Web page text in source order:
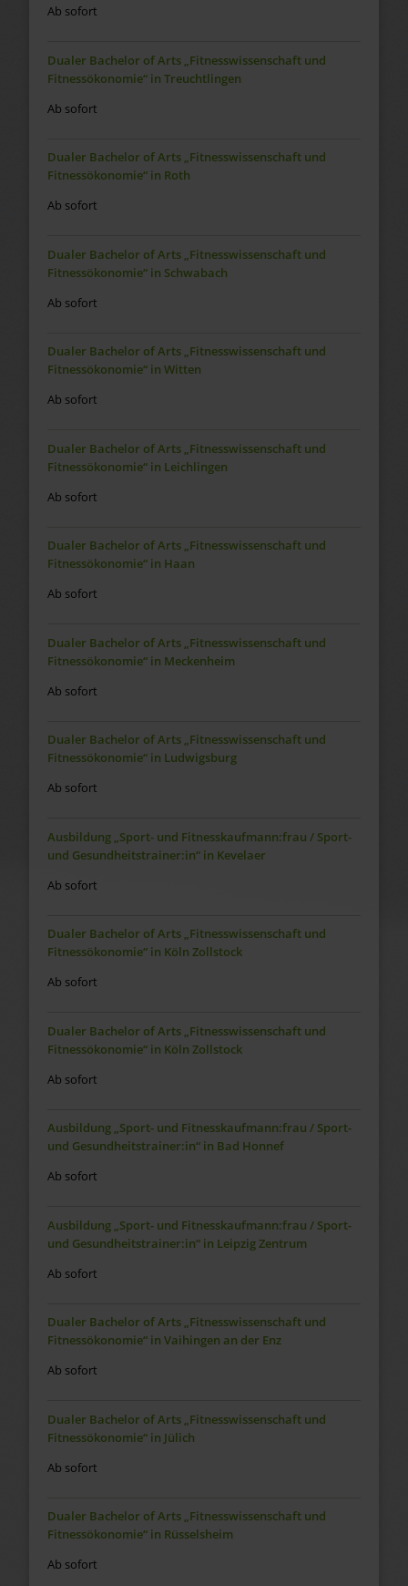
Ab sofort
Dualer Bachelor of Arts „Fitnesswissenschaft und
Fitnessökonomie“ in Treuchtlingen
Ab sofort
Dualer Bachelor of Arts „Fitnesswissenschaft und
Fitnessökonomie“ in Roth
Ab sofort
Dualer Bachelor of Arts „Fitnesswissenschaft und
Fitnessökonomie“ in Schwabach
Ab sofort
Dualer Bachelor of Arts „Fitnesswissenschaft und
Fitnessökonomie“ in Witten
Ab sofort
Dualer Bachelor of Arts „Fitnesswissenschaft und
Fitnessökonomie“ in Leichlingen
Ab sofort
Dualer Bachelor of Arts „Fitnesswissenschaft und
Fitnessökonomie“ in Haan
Ab sofort
Dualer Bachelor of Arts „Fitnesswissenschaft und
Fitnessökonomie“ in Meckenheim
Ab sofort
Dualer Bachelor of Arts „Fitnesswissenschaft und
Fitnessökonomie“ in Ludwigsburg
Ab sofort
Ausbildung „Sport- und Fitnesskaufmann:frau / Sport-
und Gesundheitstrainer:in“ in Kevelaer
Ab sofort
Dualer Bachelor of Arts „Fitnesswissenschaft und
Fitnessökonomie“ in Köln Zollstock
Ab sofort
Dualer Bachelor of Arts „Fitnesswissenschaft und
Fitnessökonomie“ in Köln Zollstock
Ab sofort
Ausbildung „Sport- und Fitnesskaufmann:frau / Sport-
und Gesundheitstrainer:in“ in Bad Honnef
Ab sofort
Ausbildung „Sport- und Fitnesskaufmann:frau / Sport-
und Gesundheitstrainer:in“ in Leipzig Zentrum
Ab sofort
Dualer Bachelor of Arts „Fitnesswissenschaft und
Fitnessökonomie“ in Vaihingen an der Enz
Ab sofort
Dualer Bachelor of Arts „Fitnesswissenschaft und
Fitnessökonomie“ in Jülich
Ab sofort
Dualer Bachelor of Arts „Fitnesswissenschaft und
Fitnessökonomie“ in Rüsselsheim
Ab sofort